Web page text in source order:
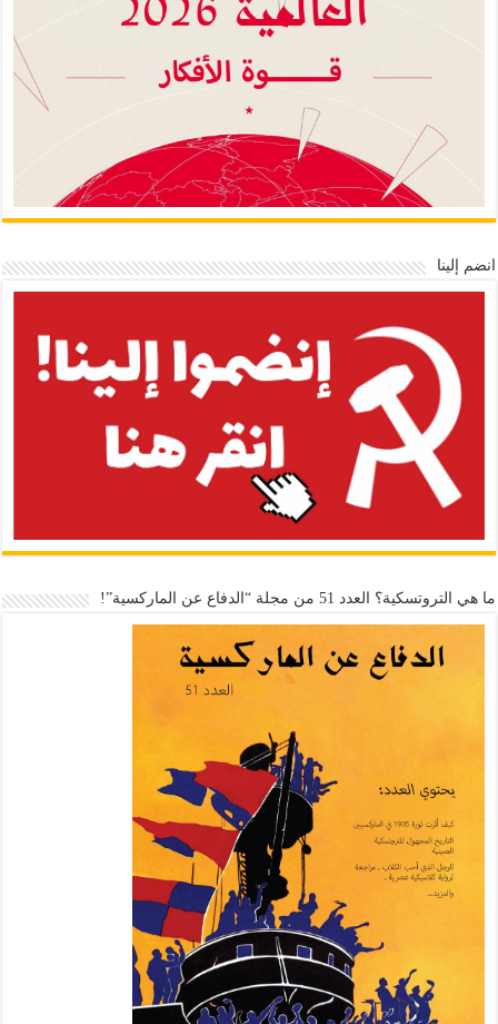
انضم إلينا
ما هي التروتسكية؟ العدد 51 من مجلة “الدفاع عن الماركسية”!